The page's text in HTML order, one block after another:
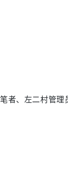
笔者、左二村管